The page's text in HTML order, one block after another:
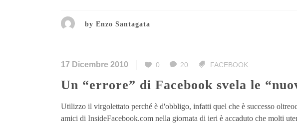
by Enzo Santagata
17 Dicembre 2010 0 20 FACEBOOK
Un “errore” di Facebook svela le
Utilizzo il virgolettato perché è d'obbligo, infatti quel che è successo
amici di InsideFacebook.com nella giornata di ieri è accaduto che molti